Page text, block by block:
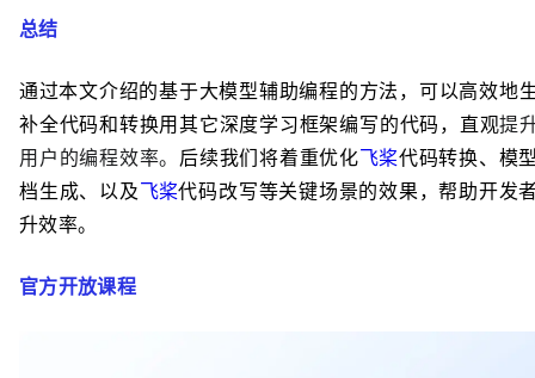
总结
通过本文介绍的基于大模型辅助编程的方法，可以高效地
补全代码和转换用其它深度学习框架编写的代码，直观提
用户的编程效率。 后续我们将着重优化飞桨代码转换、模
档生成、以及飞桨代码改写等关键场景的效果，帮助开发
升效率。
官方开放课程